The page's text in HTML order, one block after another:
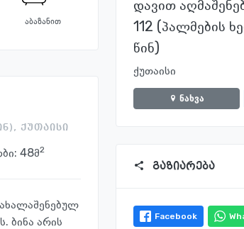
აბაზანით
ქუთაისი
48მ2
ბინა არის
დავით
112 (პალმების
წინ)
ქუთაისი
ნახვა
გაზიარება
Facebook